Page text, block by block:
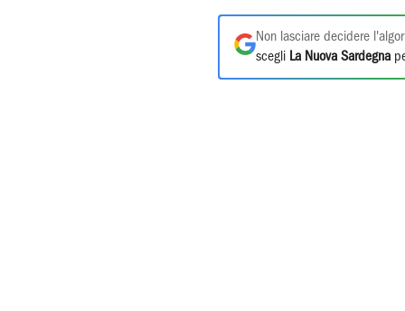
Non lasciare decidere
scegli La Nuova Sardegna